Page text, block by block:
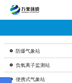
防爆气象站
负氧离子监测站
便携式气象站